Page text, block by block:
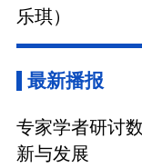
乐琪）
最新播报
专家学者研讨
新与发展